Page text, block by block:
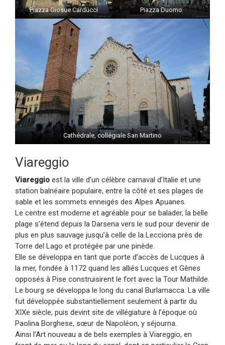
Piazza Giosue Carducci Piazza Duomo
Cathédrale, collégiale San Martino
Viareggio
Viareggio est la ville d’un célèbre carnaval d’Italie et une
station balnéaire populaire, entre la côté et ses plages de
sable et les sommets enneigés des Alpes Apuanes.
Le centre est moderne et agréable pour se balader, la belle
plage s’étend depuis la Darsena vers le sud pour devenir de
plus en plus sauvage jusqu’à celle de la Lecciona près de
Torre del Lago et protégée par une pinède.
Elle se développa en tant que porte d’accès de Lucques à
la mer, fondée à 1172 quand les alliés Lucques et Gênes
opposés à Pise construisirent le fort avec la Tour Mathilde.
Le bourg se développa le long du canal Burlamacca. La ville
fut développée substantiellement seulement à partir du
XIXe siècle, puis devint site de villégiature à l’époque où
Paolina Borghese, sœur de Napoléon, y séjourna.
Ainsi l’Art nouveau a de bels exemples à Viareggio, en